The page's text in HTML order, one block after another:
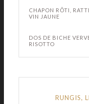
CHAPON RÔTI,
VIN JAUNE
DOS DE BICHE
RISOTTO
RUNGIS,